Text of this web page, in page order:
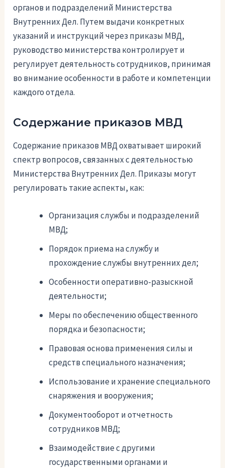
органов и подразделений Министерства
Внутренних Дел. Путем выдачи конкретных
указаний и инструкций через приказы МВД,
руководство министерства контролирует и
регулирует деятельность сотрудников, принимая
во внимание особенности в работе и компетенции
каждого отдела.
Содержание приказов МВД
Содержание приказов МВД охватывает широкий
спектр вопросов, связанных с деятельностью
Министерства Внутренних Дел. Приказы могут
регулировать такие аспекты, как:
Организация службы и подразделений
МВД;
Порядок приема на службу и
прохождение службы внутренних дел;
Особенности оперативно-разыскной
деятельности;
Меры по обеспечению общественного
порядка и безопасности;
Правовая основа применения силы и
средств специального назначения;
Использование и хранение специального
снаряжения и вооружения;
Документооборот и отчетность
сотрудников МВД;
Взаимодействие с другими
государственными органами и